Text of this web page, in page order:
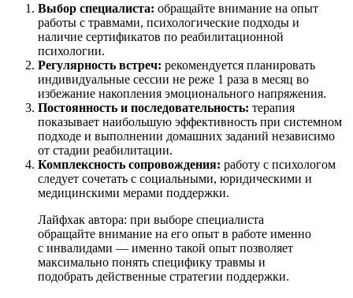
Выбор специалиста: обращайте внимание на опыт
работы с травмами, психологические подходы и
наличие сертификатов по реабилитационной
психологии.
Регулярность встреч: рекомендуется планировать
индивидуальные сессии не реже 1 раза в месяц во
избежание накопления эмоционального напряжения.
Постоянность и последовательность: терапия
показывает наибольшую эффективность при системном
подходе и выполнении домашних заданий независимо
от стадии реабилитации.
Комплексность сопровождения: работу с психологом
следует сочетать с социальными, юридическими и
медицинскими мерами поддержки.
Лайфхак автора: при выборе специалиста
обращайте внимание на его опыт в работе именно
с инвалидами — именно такой опыт позволяет
максимально понять специфику травмы и
подобрать действенные стратегии поддержки.